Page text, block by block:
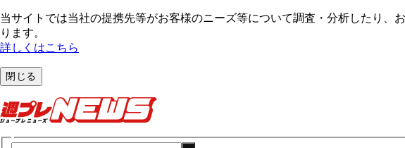
当サイトでは当社の提携先等がお客様のニーズ等について調査・分析したり、
ります。
詳しくはこちら
閉じる